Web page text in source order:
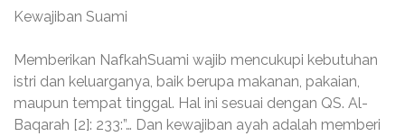
Kewajiban Suami
Memberikan NafkahSuami wajib mencukupi kebutuhan
istri dan keluarganya, baik berupa makanan, pakaian,
maupun tempat tinggal. Hal ini sesuai dengan QS. Al-
Baqarah [2]: 233:”… Dan kewajiban ayah adalah memberi